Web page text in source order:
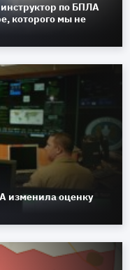
по БПЛА
которого мы не
изменила оценку